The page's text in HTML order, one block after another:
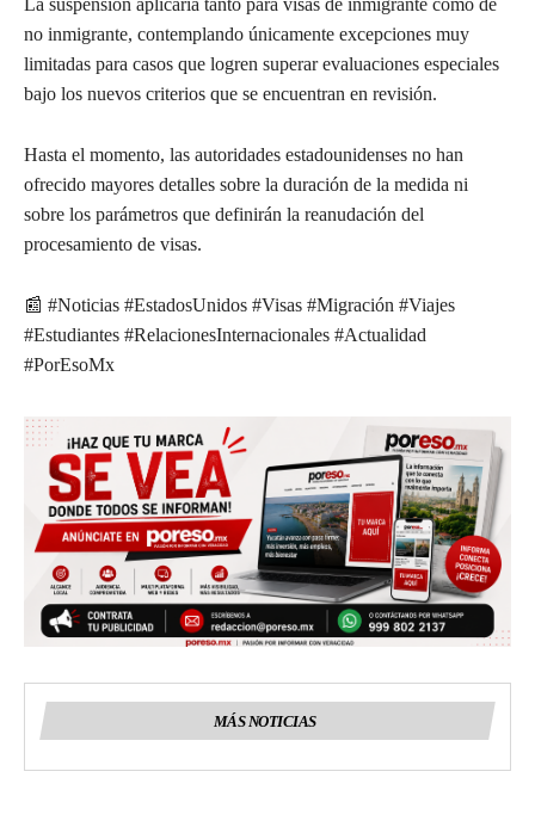
no inmigrante, contemplando únicamente excepciones muy
limitadas para casos que logren superar evaluaciones especiales
bajo los nuevos criterios que se encuentran en revisión.
Hasta el momento, las autoridades estadounidenses no han
ofrecido mayores detalles sobre la duración de la medida ni
sobre los parámetros que definirán la reanudación del
procesamiento de visas.
📰 #Noticias #EstadosUnidos #Visas #Migración #Viajes
#Estudiantes #RelacionesInternacionales #Actualidad
#PorEsoMx
MÁS NOTICIAS